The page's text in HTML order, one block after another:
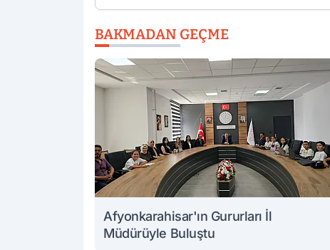
BAKMADAN GEÇME
Afyonkarahisar'ın Gururları İl
Müdürüyle Buluştu